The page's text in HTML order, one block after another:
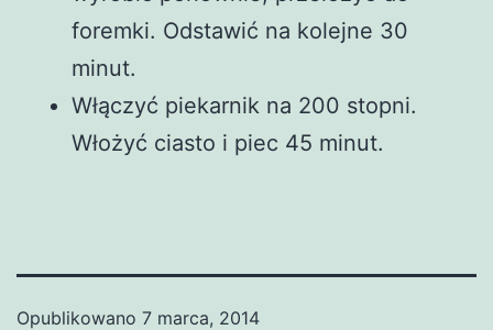
foremki. Odstawić na kolejne 30
minut.
Włączyć piekarnik na 200 stopni.
Włożyć ciasto i piec 45 minut.
Opublikowano 7 marca, 2014